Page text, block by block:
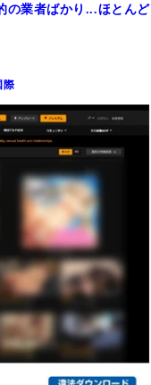
の業者ばかり...ほとんど
際